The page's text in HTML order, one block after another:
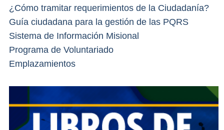
¿Cómo tramitar requerimientos de la Ciudadanía?
Guía ciudadana para la gestión de las PQRS
Sistema de Información Misional
Programa de Voluntariado
Emplazamientos